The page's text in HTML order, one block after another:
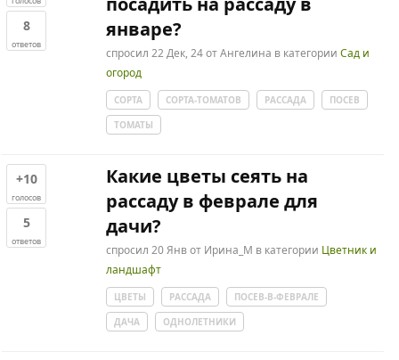
8
ответов
январе?
спросил 22 Дек, 24 отАнгелина в категории Сад и
огород
СОРТА СОРТА-ТОМАТОВ РАССАДА
ПОСЕВ
ТОМАТЫ
+10
голосов
5
ответов
Какие цветы сеять на
рассаду в феврале для
дачи?
спросил 20 Янв от Ирина_М в категории Цветник и
ландшафт
ЦВЕТЫ РАССАДА
ПОСЕВ-В-ФЕВРАЛЕ
ДАЧА
ОДНОЛЕТНИКИ